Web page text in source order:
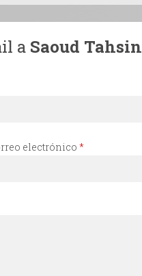
a Saoud
electrónico *